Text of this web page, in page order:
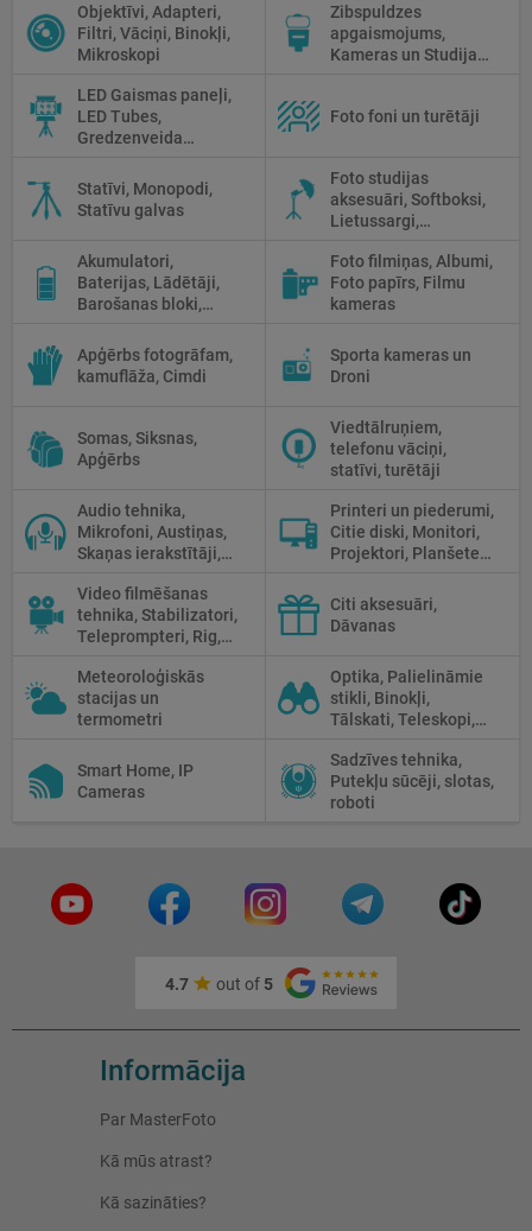
tīrīšanai
Objektīvi, Adapteri,
Filtri, Vāciņi, Binokļi,
Mikroskopi
Zibspuldzes
apgaismojums,
Kameras un Studijas
LED Gaismas paneļi,
LED Tubes,
Gredzenveida
Prožektori,
Fluorescējošās,
Halogānās
Foto foni un turētāji
Statīvi, Monopodi,
Statīvu galvas
Foto studijas
aksesuāri, Softboksi,
Lietussargi,
Priekšmetu galdi
Akumulatori,
Baterijas, Lādētāji,
Barošanas bloki,
Foto filmiņas, Albumi,
Foto papīrs, Filmu
kameras
Apģērbs fotogrāfam,
kamuflāža, Cimdi
Sporta kameras un
Droni
Somas, Siksnas,
Apģērbs
Viedtālruņiem,
telefonu vāciņi,
statīvi, turētāji
Audio tehnika,
Mikrofoni, Austiņas,
Skaņas ierakstītāji,
Printeri un piederumi,
Citie diski, Monitori,
Projektori, Planšetes,
Video filmēšanas
tehnika, Stabilizatori,
Teleprompteri, Rig,
Citi aksesuāri,
Dāvanas
Meteoroloģiskās
stacijas un
termometri
Optika, Palielināmie
stikli, Binokļi,
Tālskati, Teleskopi,
Mikroskopi,
Termokameras, Nakts
redzamība
Smart Home, IP
Cameras
Sadzīves tehnika,
Putekļu sūcēji, slotas,
roboti
4.7 out of 5
Informācija
Par MasterFoto
Kā mūs atrast?
Kā sazināties?